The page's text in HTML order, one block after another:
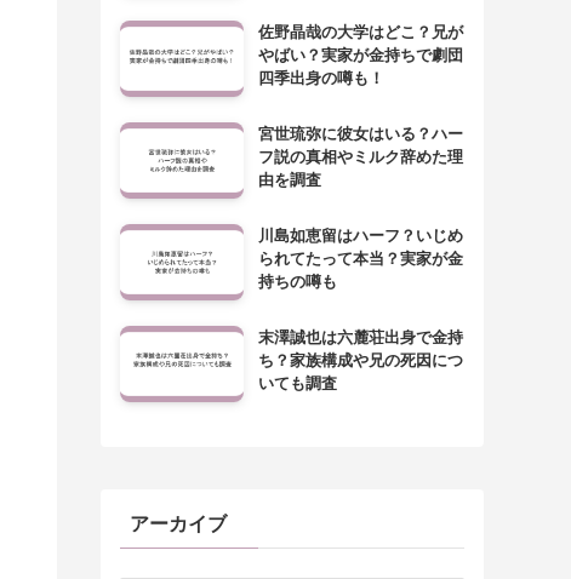
佐野晶哉の大学はどこ？兄が
やばい？実家が金持ちで劇団
四季出身の噂も！
宮世琉弥に彼女はいる？ハー
フ説の真相やミルク辞めた理
由を調査
川島如恵留はハーフ？いじめ
られてたって本当？実家が金
持ちの噂も
末澤誠也は六麓荘出身で金持
ち？家族構成や兄の死因につ
いても調査
アーカイブ